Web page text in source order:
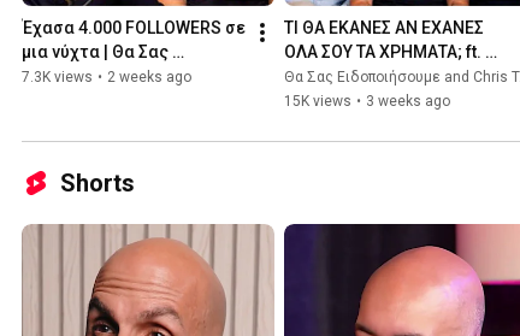
Έχασα 4.000 FOLLOWERS σε
μια νύχτα | Θα Σας
Ειδοποιήσουμε 🔔
7.3K views • 2 weeks ago
ΤΙ ΘΑ ΕΚΑΝΕΣ ΑΝ ΕΧΑΝΕΣ
ΟΛΑ ΣΟΥ ΤΑ ΧΡΗΜΑΤΑ; ft.
Χρήστος Τσούνης | Θα Σας
Ειδοποιήσουμε 🔔
Θα Σας Ειδοποιήσουμε and Chris Tsounis
15K views • 3 weeks ago
Shorts